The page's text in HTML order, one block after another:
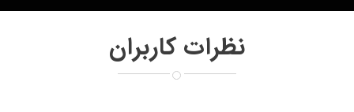
نظرات کاربران